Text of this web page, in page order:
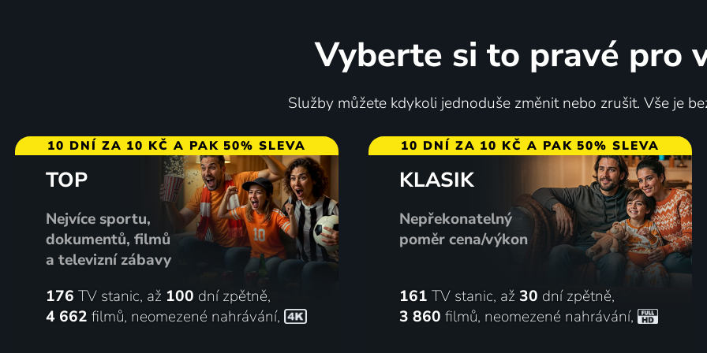
Vyberte si to pravé pro
Služby můžete kdykoli jednoduše změnit nebo zrušit. Vše je
10 DNÍ ZA 10 KČ A PAK 50% SLEVA
TOP
Nejvíce sportu,
dokumentů, filmů
a televizní zábavy
176 TV stanic, až 100 dní zpětně,
4 662 filmů, neomezené nahrávání,
10 DNÍ ZA 10 KČ A PAK 50% SLEVA
KLASIK
Nepřekonatelný
poměr cena/výkon
161 TV stanic, až 30 dní zpětně,
3 860 filmů, neomezené nahrávání,